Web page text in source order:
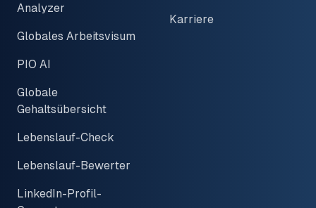
Analyzer
Globales Arbeitsvisum
PIO AI
Globale
Gehaltsübersicht
Lebenslauf-Check
Lebenslauf-Bewerter
LinkedIn-Profil-
Karriere